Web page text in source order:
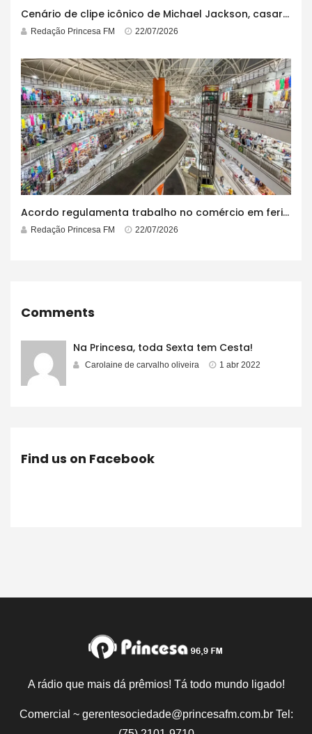
Cenário de clipe icônico de Michael Jackson, casarão azul no centro do Pelourinho enfrenta ordem de desocupação
Redação Princesa FM 22/07/2026
Acordo regulamenta trabalho no comércio em feriados
Redação Princesa FM 22/07/2026
Comments
Na Princesa, toda Sexta tem Cesta!
Carolaine de carvalho oliveira 1 abr 2022
Find us on Facebook
A rádio que mais dá prêmios! Tá todo mundo ligado!
Comercial ~ gerentesociedade@princesafm.com.br Tel: